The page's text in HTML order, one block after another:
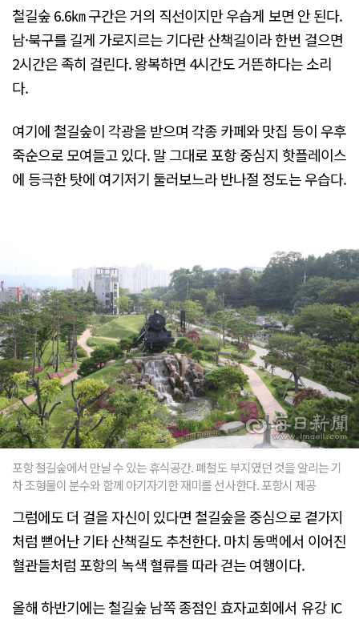
철길숲 6.6㎞ 구간은 거의 직선이지만 우습게 보면 안 된다.
남·북구를 길게 가로지르는 기다란 산책길이라 한번 걸으면
2시간은 족히 걸린다. 왕복하면 4시간도 거뜬하다는 소리
다.
여기에 철길숲이 각광을 받으며 각종 카페와 맛집 등이 우후
죽순으로 모여들고 있다. 말 그대로 포항 중심지 핫플레이스
에 등극한 탓에 여기저기 둘러보느라 반나절 정도는 우습다.
포항 철길숲에서 만날 수 있는 휴식공간. 폐철도 부지였던 것을 알리는 기
차 조형물이 분수와 함께 아기자기한 재미를 선사한다. 포항시 제공
그럼에도 더 걸을 자신이 있다면 철길숲을 중심으로 곁가지
처럼 뻗어난 기타 산책길도 추천한다. 마치 동맥에서 이어진
혈관들처럼 포항의 녹색 혈류를 따라 걷는 여행이다.
올해 하반기에는 철길숲 남쪽 종점인 효자교회에서 유강 IC